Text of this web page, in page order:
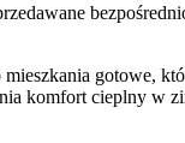
gotowe,
komfort cieplny w